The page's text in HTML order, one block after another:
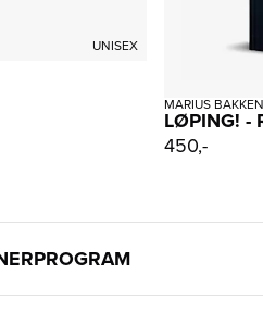
UNISEX
MARIUS BAKKEN
LØPING! -
450,-